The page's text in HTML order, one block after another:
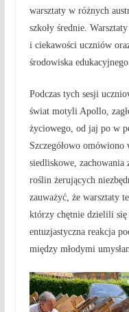
warsztaty w różnych
szkoły średnie.
i ciekawości uczniów
środowiska
Podczas tych sesji
świat motyli Apollo,
życiowego, od jaj po w
Szczegółowo
siedliskowe, zachowania
roślin żerujących
zauważyć, że warsztaty
którzy chętnie dzielili
entuzjastyczna reakcja
między młodymi